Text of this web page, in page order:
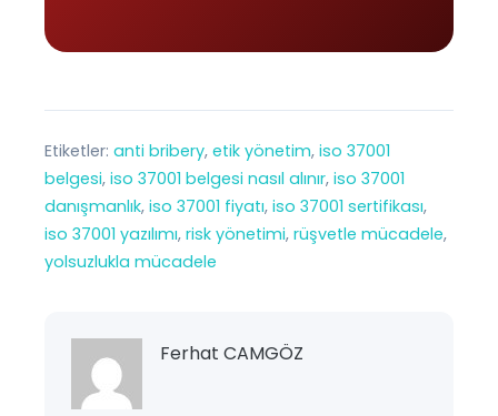
Etiketler: anti bribery, etik yönetim, iso 37001
belgesi, iso 37001 belgesi nasıl alınır, iso 37001
danışmanlık, iso 37001 fiyatı, iso 37001 sertifikası
iso 37001 yazılımı, risk yönetimi, rüşvetle mücadele
yolsuzlukla mücadele
Ferhat CAMGÖZ